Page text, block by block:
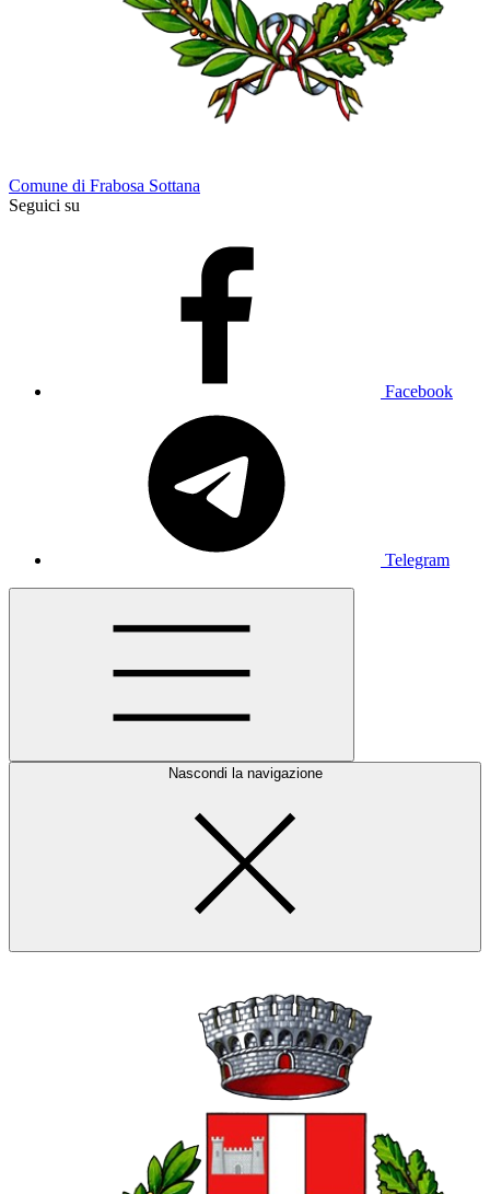
Comune di Frabosa Sottana
Seguici su
Facebook
Telegram
Nascondi la navigazione